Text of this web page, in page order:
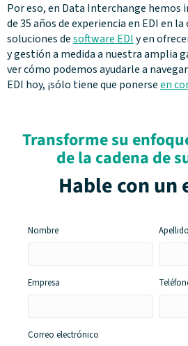
Por eso, en Data Interchange hemos
de 35 años de experiencia en EDI en
soluciones desoftware EDIy en
y gestión a medida a nuestra amplia
ver cómo podemos ayudarle a
EDI hoy, ¡sólo tiene que ponerseen
Transforme su
de la cadena de
Hable con un
Nombre
Empresa
Correo electrónico